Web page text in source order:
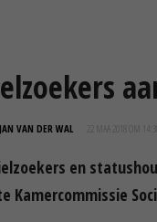
VAN DER WAL 22 MAA 2018 OM 14:38
en
Kamercommissie